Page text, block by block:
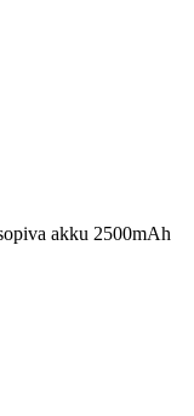
akku 2500mAh